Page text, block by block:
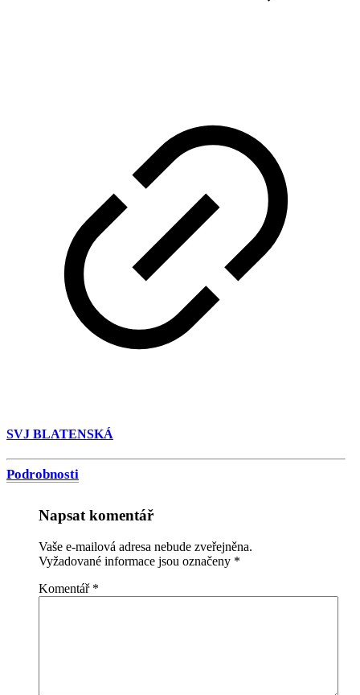
SVJ BLATENSKÁ
Podrobnosti
Napsat komentář
Vaše e-mailová adresa nebude zveřejněna.
Vyžadované informace jsou označeny *
Komentář *